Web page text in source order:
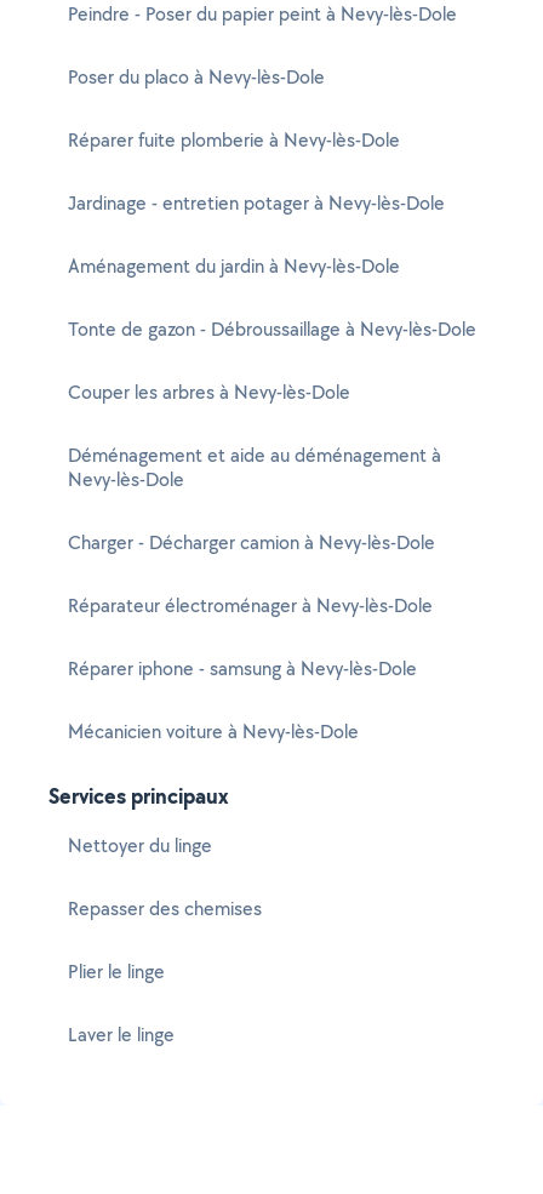
Peindre - Poser du papier peint à Nevy-lès-Dole
Poser du placo à Nevy-lès-Dole
Réparer fuite plomberie à Nevy-lès-Dole
Jardinage - entretien potager à Nevy-lès-Dole
Aménagement du jardin à Nevy-lès-Dole
Tonte de gazon - Débroussaillage à Nevy-lès-Dole
Couper les arbres à Nevy-lès-Dole
Déménagement et aide au déménagement à
Nevy-lès-Dole
Charger - Décharger camion à Nevy-lès-Dole
Réparateur électroménager à Nevy-lès-Dole
Réparer iphone - samsung à Nevy-lès-Dole
Mécanicien voiture à Nevy-lès-Dole
Services principaux
Nettoyer du linge
Repasser des chemises
Plier le linge
Laver le linge